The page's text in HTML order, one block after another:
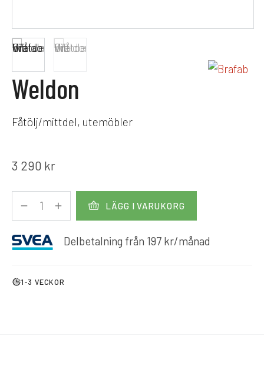
Weldon
Fåtölj/mittdel, utemöbler
3 290 kr
LÄGG I VARUKORG
Delbetalning från 197 kr/månad
1-3 VECKOR